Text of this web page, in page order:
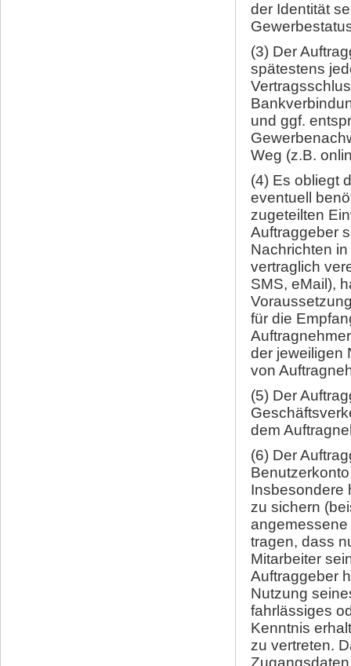
der Identität
(3) Der
spätestens
und ggf.
Weg (z.B.
(4) Es obliegt
eventuell
zugeteilten
Auftraggeber
Nachrichten
vertraglich
SMS, eMail),
für die
der jeweiligen
von
(5) Der
dem
(6) Der
Insbesondere
zu sichern
tragen, dass
Mitarbeiter
Auftraggeber
Nutzung
fahrlässiges
Kenntnis
zu vertreten.